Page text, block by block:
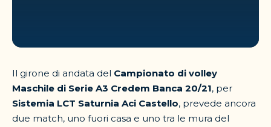
Il girone di andata del Campionato di volley
Maschile di Serie A3 Credem Banca 20/21, per
Sistemia LCT Saturnia Aci Castello, prevede ancora
due match, uno fuori casa e uno tra le mura del